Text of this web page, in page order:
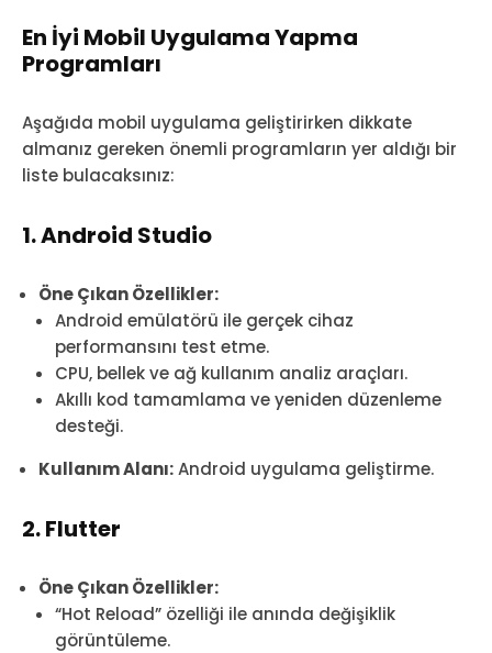
En İyi Mobil Uygulama Yapma
Programları
Aşağıda mobil uygulama geliştirirken dikkate
almanız gereken önemli programların yer aldığı bir
liste bulacaksınız:
1. Android Studio
Öne Çıkan Özellikler:
Android emülatörü ile gerçek cihaz
performansını test etme.
CPU, bellek ve ağ kullanım analiz araçları.
Akıllı kod tamamlama ve yeniden düzenleme
desteği.
Kullanım Alanı:Android uygulama geliştirme.
2. Flutter
Öne Çıkan Özellikler:
“Hot Reload” özelliği ile anında değişiklik
görüntüleme.